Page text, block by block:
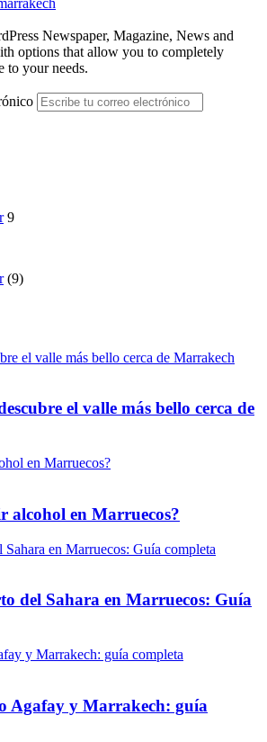
Newspaper, Magazine, News and
options that allow you to completely
to your needs.
9
(9)
el valle más bello cerca de Marrakech
el valle más bello cerca de
en Marruecos?
alcohol en Marruecos?
en Marruecos: Guía completa
del Sahara en Marruecos: Guía
y Marrakech: guía completa
Agafay y Marrakech: guía